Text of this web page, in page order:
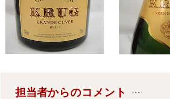
担当者からのコメント